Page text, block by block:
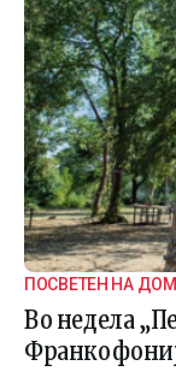
ПОСВЕТЕН НА
Во недела